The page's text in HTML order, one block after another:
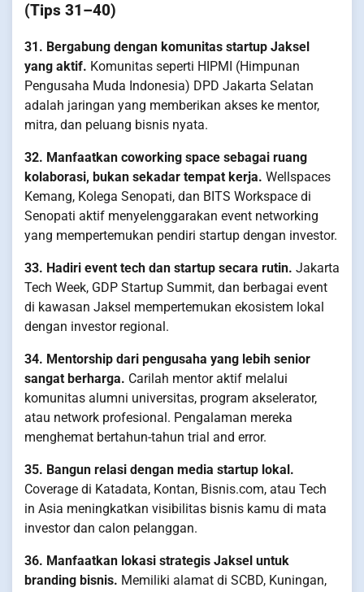
(Tips 31–40)
31. Bergabung dengan komunitas startup Jaksel
yang aktif. Komunitas seperti HIPMI (Himpunan
Pengusaha Muda Indonesia) DPD Jakarta Selatan
adalah jaringan yang memberikan akses ke mentor,
mitra, dan peluang bisnis nyata.
32. Manfaatkan coworking space sebagai ruang
kolaborasi, bukan sekadar tempat kerja. Wellspaces
Kemang, Kolega Senopati, dan BITS Workspace di
Senopati aktif menyelenggarakan event networking
yang mempertemukan pendiri startup dengan investor.
33. Hadiri event tech dan startup secara rutin. Jakarta
Tech Week, GDP Startup Summit, dan berbagai event
di kawasan Jaksel mempertemukan ekosistem lokal
dengan investor regional.
34. Mentorship dari pengusaha yang lebih senior
sangat berharga. Carilah mentor aktif melalui
komunitas alumni universitas, program akselerator,
atau network profesional. Pengalaman mereka
menghemat bertahun-tahun trial and error.
35. Bangun relasi dengan media startup lokal.
Coverage di Katadata, Kontan, Bisnis.com, atau Tech
in Asia meningkatkan visibilitas bisnis kamu di mata
investor dan calon pelanggan.
36. Manfaatkan lokasi strategis Jaksel untuk
branding bisnis. Memiliki alamat di SCBD, Kuningan,